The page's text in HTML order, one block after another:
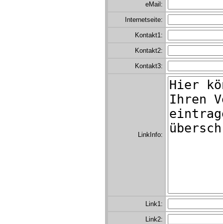
eMail:
Internetseite:
Kontakt1:
Kontakt2:
Kontakt3:
LinkInfo:
Link1:
Link2: